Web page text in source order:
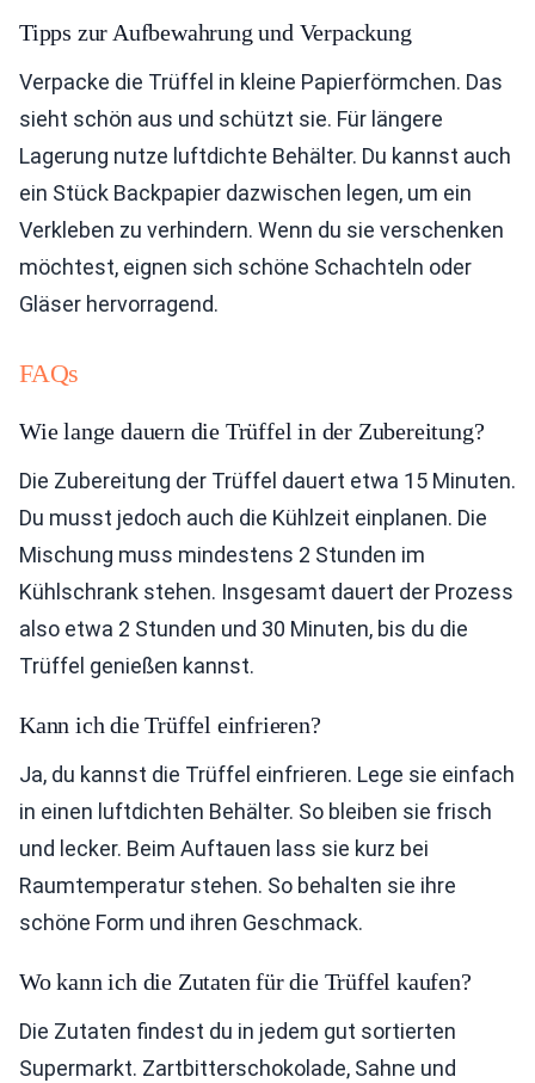
Tipps zur Aufbewahrung und Verpackung
Verpacke die Trüffel in kleine Papierförmchen. Das
sieht schön aus und schützt sie. Für längere
Lagerung nutze luftdichte Behälter. Du kannst auch
ein Stück Backpapier dazwischen legen, um ein
Verkleben zu verhindern. Wenn du sie verschenken
möchtest, eignen sich schöne Schachteln oder
Gläser hervorragend.
FAQs
Wie lange dauern die Trüffel in der Zubereitung?
Die Zubereitung der Trüffel dauert etwa 15 Minuten.
Du musst jedoch auch die Kühlzeit einplanen. Die
Mischung muss mindestens 2 Stunden im
Kühlschrank stehen. Insgesamt dauert der Prozess
also etwa 2 Stunden und 30 Minuten, bis du die
Trüffel genießen kannst.
Kann ich die Trüffel einfrieren?
Ja, du kannst die Trüffel einfrieren. Lege sie einfach
in einen luftdichten Behälter. So bleiben sie frisch
und lecker. Beim Auftauen lass sie kurz bei
Raumtemperatur stehen. So behalten sie ihre
schöne Form und ihren Geschmack.
Wo kann ich die Zutaten für die Trüffel kaufen?
Die Zutaten findest du in jedem gut sortierten
Supermarkt. Zartbitterschokolade, Sahne und